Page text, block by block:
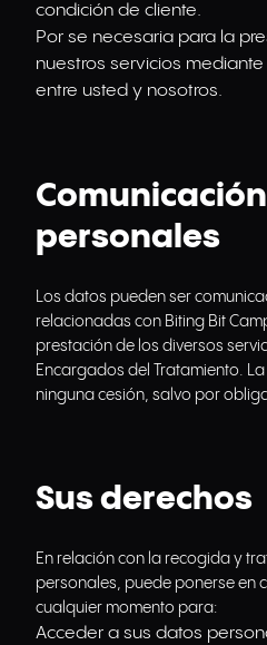
condición de cliente.
Por se necesaria para la
nuestros servicios
entre usted y nosotros.
personales
Los datos pueden ser
relacionadas con Biting Bit
prestación de los diversos
Encargados del Tratamiento.
ninguna cesión, salvo por
Sus derechos
En relación con la recogida y
personales, puede ponerse en
cualquier momento para:
Acceder a sus datos